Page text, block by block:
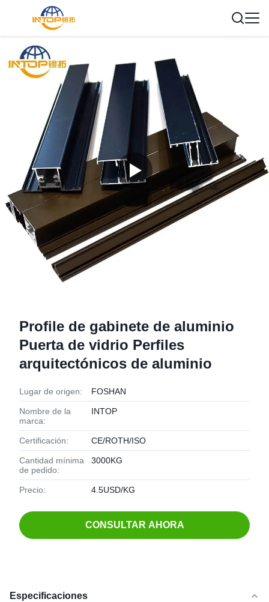
Profile de gabinete de aluminio
Puerta de vidrio Perfiles
arquitectónicos de aluminio
Lugar de origen: FOSHAN
Nombre de la
marca:
INTOP
Certificación: CE/ROTH/ISO
Cantidad mínima
de pedido:
3000KG
Precio: 4.5USD/KG
CONSULTAR AHORA
Especificaciones